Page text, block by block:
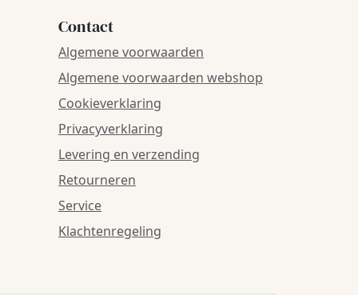
Contact
Algemene voorwaarden
Algemene voorwaarden webshop
Cookieverklaring
Privacyverklaring
Levering en verzending
Retourneren
Service
Klachtenregeling